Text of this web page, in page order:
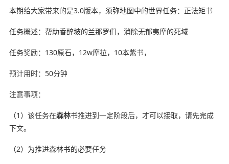
本期给大家带来的是3.0版本，须弥地图中的世界任务：正法矩书
任务概述：帮助香醉坡的兰那罗们，消除无郁夷摩的死域
任务奖励：130原石，12w摩拉，10本紫书，
预计用时：50分钟
注意事项：
（1）该任务在森林书推进到一定阶段后，才可以接取，请先完成
下文。
（2）为推进森林书的必要任务